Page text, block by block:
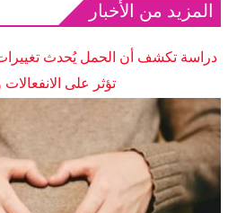
المزيد من الأخبار
دراسة تكشف أن الحمل يُحدث
تؤثر على الانفعالات